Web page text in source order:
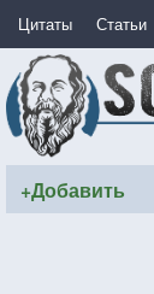
Цитаты Статьи
+Добавить